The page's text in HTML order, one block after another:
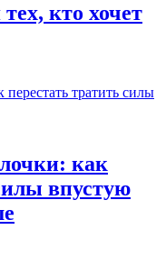
кто хочет
как
впустую